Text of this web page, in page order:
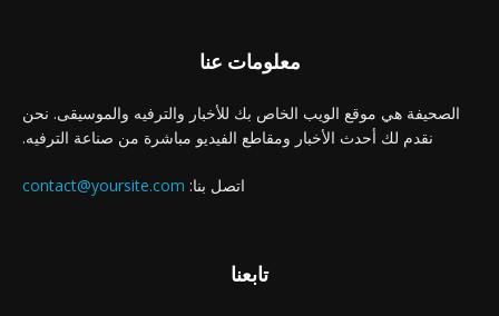
معلومات عنا
الصحيفة هي موقع الويب الخاص بك للأخبار والترفيه والموسيقى. نحن
نقدم لك أحدث الأخبار ومقاطع الفيديو مباشرة من صناعة الترفيه.
اتصل بنا: contact@yoursite.com
تابعنا